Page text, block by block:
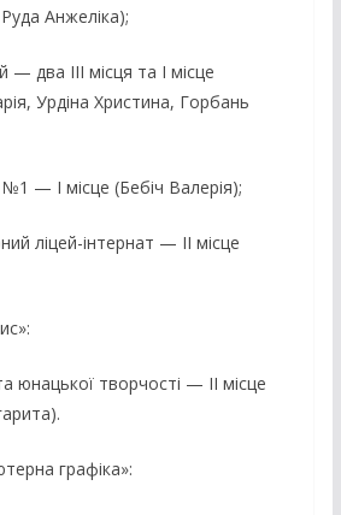
Анжеліка);
— два ІІІ місця та І місце
Урдіна Христина, Горбань
— І місце (Бебіч Валерія);
ліцей-інтернат — ІІ місце
юнацької творчості — ІІ місце
графіка»: